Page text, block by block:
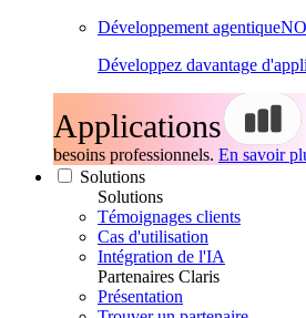
Développement agentique
Développez davantage
Applications
besoins professionnels. En savoir
Solutions
Solutions
Témoignages clients
Cas d'utilisation
Intégration de l'IA
Partenaires Claris
Présentation